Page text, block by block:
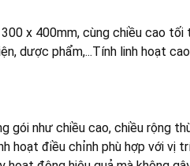
x 400mm, cùng chiều cao
dược phẩm,...Tính linh hoạt
như chiều cao, chiều rộng
hoạt điều chỉnh phù hợp với vị